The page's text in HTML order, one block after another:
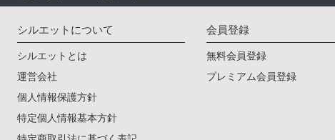
シルエットについて
シルエットとは
運営会社
個人情報保護方針
特定個人情報基本方針
会員登録
無料会員登録
プレミアム会員登録